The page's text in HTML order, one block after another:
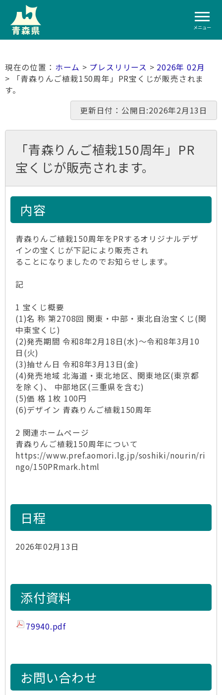
メニュー
ホーム > プレスリリース > 2026年 02月
> 「青森りんご植栽150周年」PR宝くじが販売されま
す。
更新日付：公開日:2026年2月13日
「青森りんご植栽150周年」PR
宝くじが販売されます。
内容
青森りんご植栽150周年をPRするオリジナルデザ
インの宝くじが下記により販売され
ることになりましたのでお知らせします。
記
1 宝くじ概要
(1)名 称 第2708回 関東・中部・東北自治宝くじ(関
中東宝くじ)
(2)発売期間 令和8年2月18日(水)～令和8年3月10
日(火)
(3)抽せん日 令和8年3月13日(金)
(4)発売地域 北海道・東北地区、関東地区(東京都
を除く)、 中部地区(三重県を含む)
(5)価 格 1枚 100円
(6)デザイン 青森りんご植栽150周年
2 関連ホームページ
青森りんご植栽150周年について
https://www.pref.aomori.lg.jp/soshiki/nourin/ri
ngo/150PRmark.html
日程
2026年02月13日
添付資料
79940.pdf
お問い合わせ